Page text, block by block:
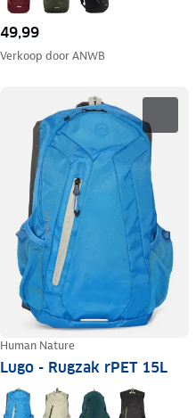
49,99
Verkoop doorANWB
Human Nature
Lugo - Rugzak rPET 15L